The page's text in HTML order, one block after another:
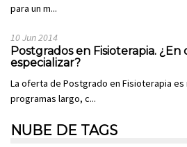
para un m...
10 Jun 2014
Postgrados en Fisioterapia.
especializar?
La oferta de Postgrado en Fisioterapia es
programas largo, c...
NUBE DE TAGS